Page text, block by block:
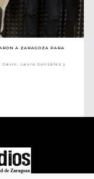
A ZARAGOZA PARA
Laura González y